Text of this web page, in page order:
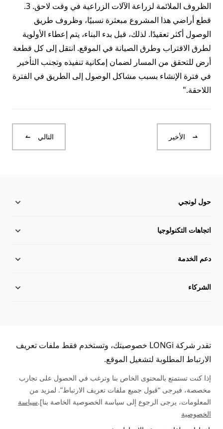
الظروف الملائمة لزراعة الآلات الزراعية في وقت لاحق. 3.
قطع أراضي هذا المشروع مبعثرة نسبيًا، وظروف طريق
الوصول أكثر تعقيدًا. لذلك، قبل بدء البناء، يتم إعطاء الأولوية
لطرق الاقتراب وطرق الصيانة في الموقع. انتقل إلى كل قطعة
أرض للتحقق من المسار لضمان إمكانية تنفيذه وتجنب التأخير
في فترة الإنشاء بسبب مشاكل الوصول إلى الطريق في الفترة
اللاحقة."
الأخير التالي
حول لونجي
حول لونجي
التخطيط العولمة
فريق الإدارة
اتجاهات التكنولوجيا
أخبار لونجي
دعم الخدمة
مركز التحميل
استعلام الأصالة
تغذية استرجاعية
الشركاء
اتصل معنا
(+86)4008 601012
تقدر شركة LONGi خصوصيتك، وتستخدم فقط ملفات تعريف
الارتباط المطلوبة لتشغيل الموقع.
إذا كنت تستمتع بالمحتوى الخاص بنا وترغب في الحصول على تجارب
مخصصة، فيرجى “قبول جميع ملفات تعريف الارتباط”. لمزيد من
المعلومات، يرجى الرجوع إلى سياسة الخصوصية الخاصة بنا].سياسة
الخصوصية